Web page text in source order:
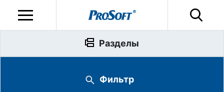
Разделы
Фильтр